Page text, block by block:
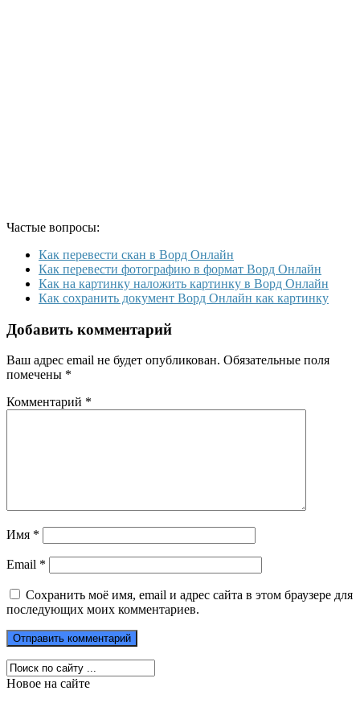
Частые вопросы:
Как перевести скан в Ворд Онлайн
Как перевести фотографию в формат Ворд Онлайн
Как на картинку наложить картинку в Ворд Онлайн
Как сохранить документ Ворд Онлайн как картинку
Добавить комментарий
Ваш адрес email не будет опубликован. Обязательные поля
помечены *
Комментарий *
Имя *
Email *
Сохранить моё имя, email и адрес сайта в этом браузере для
последующих моих комментариев.
Новое на сайте